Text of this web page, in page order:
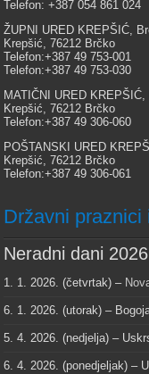
Telefon: +387 054 861 024
ŽUPNI URED KREPŠIĆ,
Krepšić, 76212 Brčko
Telefon:+387 49 753-001
Telefon:+387 49 753-030
MATIČNI URED
Krepšić, 76212 Brčko
Telefon:+387 49 306-060
POŠTANSKI URED
Krepšić, 76212 Brčko
Telefon:+387 49 306-061
Državni praznici
Neradni dani
1. 1. 2026. (četvrtak) –
6. 1. 2026. (utorak) –
5. 4. 2026. (nedjelja) –
6. 4. 2026. (ponedjeljak) –